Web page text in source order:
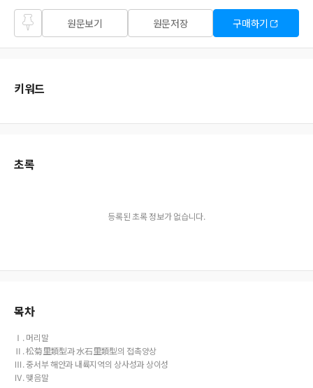
즐겨
찾기
원문보기 원문저장 구매하기
키워드
초록
등록된 초록 정보가 없습니다.
목차
Ⅰ. 머리말
Ⅱ. 松菊里類型과 水石里類型의 접촉양상
Ⅲ. 중서부 해안과 내륙지역의 상사성과 상이성
Ⅳ. 맺음말